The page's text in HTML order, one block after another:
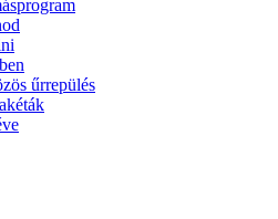
űrrepülés